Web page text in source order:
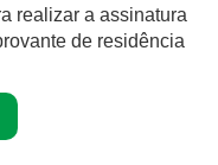
realizar a assinatura
de residência